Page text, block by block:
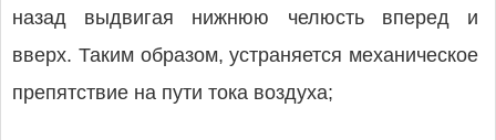
назад выдвигая нижнюю челюсть вперед и
вверх. Таким образом, устраняется механическое
препятствие на пути тока воздуха;